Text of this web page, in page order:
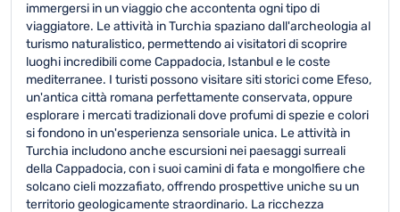
immergersi in un viaggio che accontenta ogni tipo di
viaggiatore. Le attività in Turchia spaziano dall'archeologia al
turismo naturalistico, permettendo ai visitatori di scoprire
luoghi incredibili come Cappadocia, Istanbul e le coste
mediterranee. I turisti possono visitare siti storici come Efeso,
un'antica città romana perfettamente conservata, oppure
esplorare i mercati tradizionali dove profumi di spezie e colori
si fondono in un'esperienza sensoriale unica. Le attività in
Turchia includono anche escursioni nei paesaggi surreali
della Cappadocia, con i suoi camini di fata e mongolfiere che
solcano cieli mozzafiato, offrendo prospettive uniche su un
territorio geologicamente straordinario. La ricchezza